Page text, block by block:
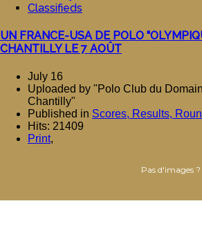
Classifieds
UN FRANCE-USA DE POLO
CHANTILLY LE 7 AOÛT
July 16
Uploaded by "Polo Club du
Chantilly"
Published in Scores, Results,
Hits: 21409
Print,
Pas d'images ?